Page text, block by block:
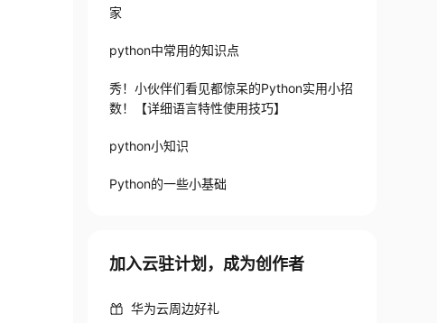
家
python中常用的知识点
秀！小伙伴们看见都惊呆的Python实用小招
数！【详细语言特性使用技巧】
python小知识
Python的一些小基础
加入云驻计划，成为创作者
华为云周边好礼